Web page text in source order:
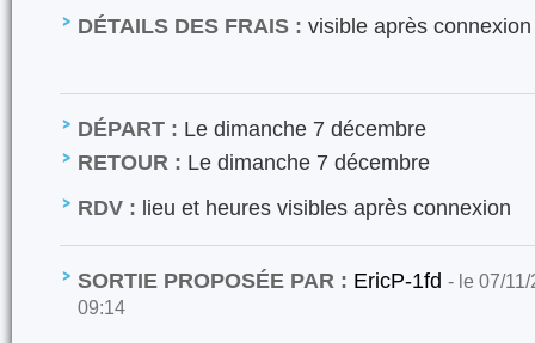
DÉTAILS DES FRAIS : visible après connexion
DÉPART : Le dimanche 7 décembre
RETOUR : Le dimanche 7 décembre
RDV : lieu et heures visibles après connexion
SORTIE PROPOSÉE PAR : EricP-1fd - le 07/
09:14